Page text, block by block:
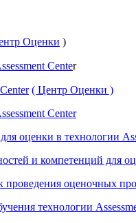
Оценки )
Center
( Центр Оценки )
Center
оценки в технологии
и компетенций для
оценочных
технологии